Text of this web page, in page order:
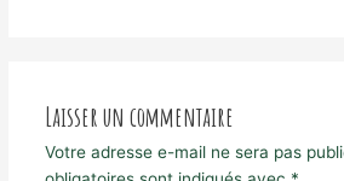
Laisser un commentaire
Votre adresse e-mail ne sera pas